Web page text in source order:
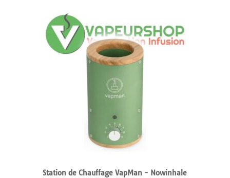
Station de Chauffage VapMan - Nowinhale